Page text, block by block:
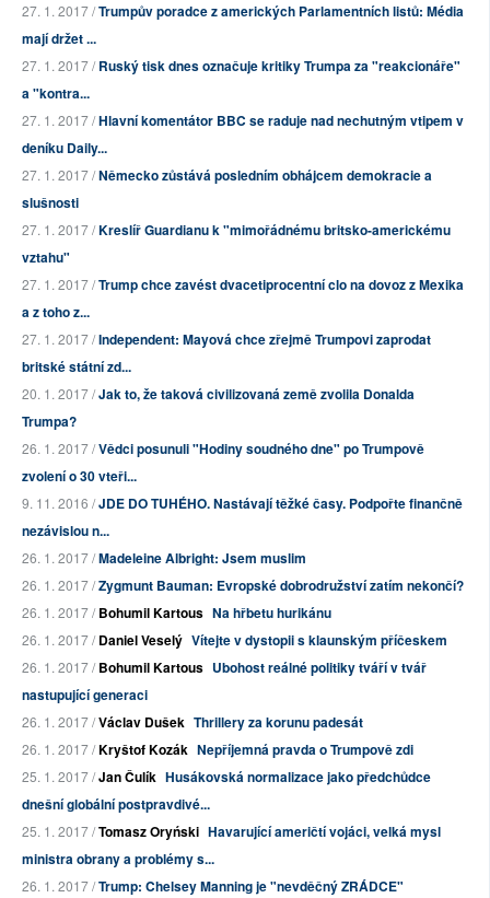
27. 1. 2017 /Trumpův poradce z amerických Parlamentních listů: Média
mají držet ...
27. 1. 2017 /Ruský tisk dnes označuje kritiky Trumpa za "reakcionáře"
a "kontra...
27. 1. 2017 /Hlavní komentátor BBC se raduje nad nechutným vtipem v
deníku Daily...
27. 1. 2017 /Německo zůstává posledním obhájcem demokracie a
slušnosti
27. 1. 2017 /Kreslíř Guardianu k "mimořádnému britsko-americkému
vztahu"
27. 1. 2017 /Trump chce zavést dvacetiprocentní clo na dovoz z Mexika
a z toho z...
27. 1. 2017 /Independent: Mayová chce zřejmě Trumpovi zaprodat
britské státní zd...
20. 1. 2017 /Jak to, že taková civilizovaná země zvolila Donalda
Trumpa?
26. 1. 2017 /Vědci posunuli "Hodiny soudného dne" po Trumpově
zvolení o 30 vteři...
9. 11. 2016 /JDE DO TUHÉHO. Nastávají těžké časy. Podpořte finančně
nezávislou n...
26. 1. 2017 /Madeleine Albright: Jsem muslim
26. 1. 2017 /Zygmunt Bauman: Evropské dobrodružství zatím nekončí?
26. 1. 2017 /Bohumil Kartous Na hřbetu hurikánu
26. 1. 2017 /Daniel Veselý Vítejte v dystopii s klaunským příčeskem
26. 1. 2017 /Bohumil Kartous Ubohost reálné politiky tváří v tvář
nastupující generaci
26. 1. 2017 /Václav Dušek Thrillery za korunu padesát
26. 1. 2017 /Kryštof Kozák Nepříjemná pravda o Trumpově zdi
25. 1. 2017 /Jan Čulík Husákovská normalizace jako předchůdce
dnešní globální postpravdivé...
25. 1. 2017 /Tomasz Oryński Havarující američtí vojáci, velká mysl
ministra obrany a problémy s...
26. 1. 2017 /Trump: Chelsey Manning je "nevděčný ZRÁDCE"